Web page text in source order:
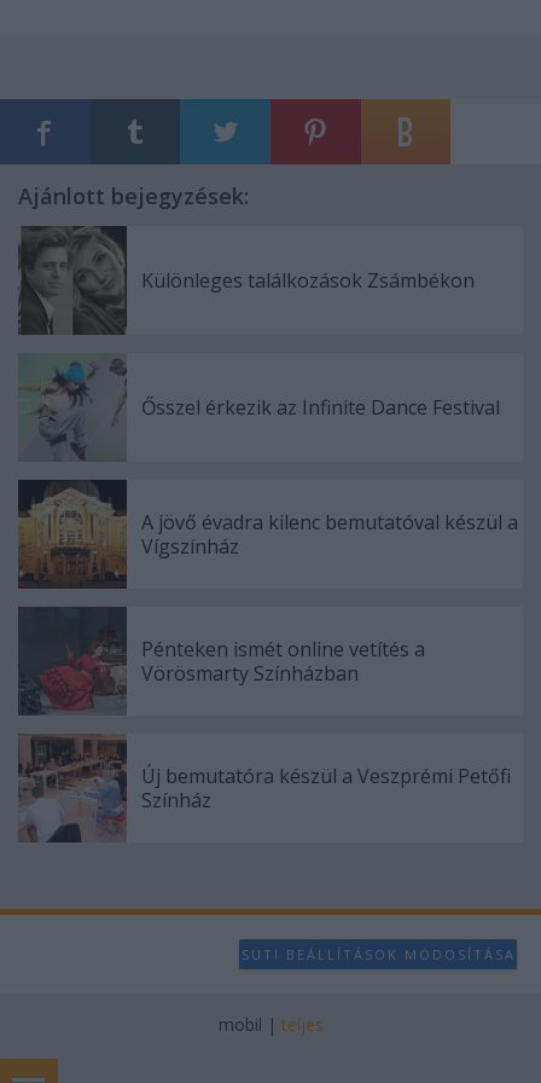
Ajánlott bejegyzések:
Különleges találkozások Zsámbékon
Ősszel érkezik az Infinite Dance Festival
A jövő évadra kilenc bemutatóval készül a
Vígszínház
Pénteken ismét online vetítés a
Vörösmarty Színházban
Új bemutatóra készül a Veszprémi Petőfi
Színház
SÜTI BEÁLLÍTÁSOK MÓDOSÍTÁSA
mobil | teljes